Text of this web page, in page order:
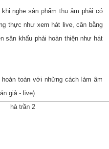
nghe sản phẩm thu âm phải có
thực như xem hát live, cân bằng
sân khấu phải hoàn thiện như hát
toàn với những cách làm âm
giả - live).